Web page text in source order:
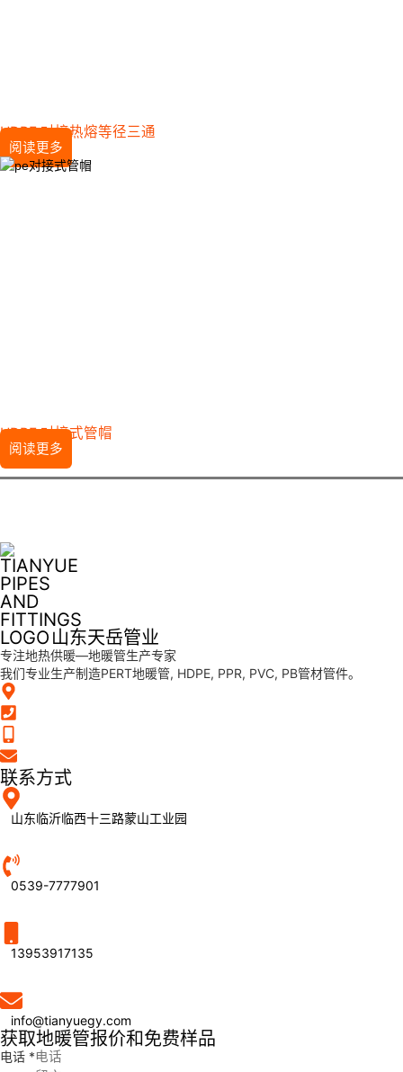
HDPE 对接热熔等径三通
阅读更多
HDPE 对接式管帽
阅读更多
山东天岳管业
专注地热供暖—地暖管生产专家
我们专业生产制造PERT地暖管, HDPE, PPR, PVC, PB管材管件。
联系方式
山东临沂临西十三路蒙山工业园
0539-7777901
13953917135
info@tianyuegy.com
获取地暖管报价和免费样品
电话 *